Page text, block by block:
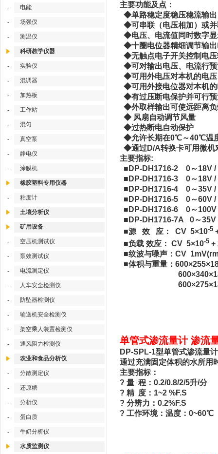
- 电能
- 场强仪
- 测温仪
科研教学仪器
- 实验仪
- 混调器
- 加热板
- 工作站
- 混匀
- 真空泵
- 静电仪
- 涂膜机
橡胶塑料专用仪器
- 粘度计
土壤分析仪
矿用设备
- 空压机测试仪
- 泵效测试仪
- 电流测定仪
- 人车安全检测仪
- 防坠器检测仪
- 输送机安全检测仪
- 架空乘人装置检测仪
- 通风阻力检测仪
农业和食品分析仪
- 分散测定仪
- 还原糖
- 分析仪
- 蛋白质
- 牛奶分析仪
水质监测仪
主要功能及
◆单路稳定度稳
◆可串联（电压相加）
◆电压、电流值同
◆十圈电位器精细
◆无触点电子开关
◆可对输出电压、
◆可用外电压对本机的电
◆可用外接电位器对本机
◆有过压断电保护
◆外取样输出可使远距
◆ 风扇自动调
◆过热断电自
◆允许长期在0℃～
◆通过D/A转换卡可用微机
主要指标:
■DP-DH1716-2 0～18V
■DP-DH1716-3 0～18V
■DP-DH1716-4 0～35V
■DP-DH1716-5 0～60V
■DP-DH1716-6 0～
■DP-DH1716-7A 0～
■源 效 应： CV 5×10-5
■负载 效应： CV 5×10-5 +
■纹波与噪声：CV
■体积与重量：
600×275×185
单管式渗流量计 渗流
DP-SPL-1型单管式渗流量
通过充满固定体积的水所用
主要指标：
? 量 程：0.2/0.8/2/5升/分
? 精 度：1~2 %F.S
? 分辨力：0.2%F.S
? 工作环境：温度：0~60℃